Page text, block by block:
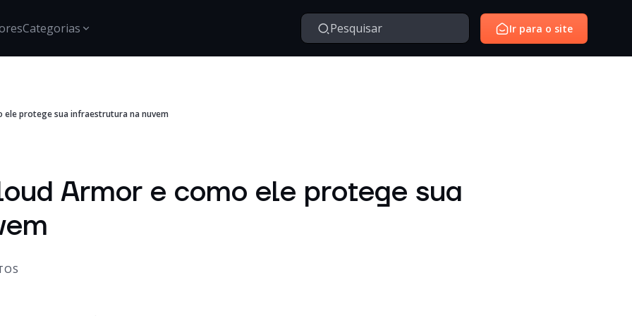
Categorias
Segurança
inovação e transformação digital no mercado
corporativo.
ambientes corporativos.
Ir para o site
ele protege sua infraestrutura na nuvem
Armor e como ele protege sua